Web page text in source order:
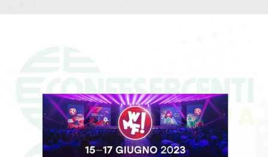
GIOVEDÌ GASTRONOMICI
COMUNICATI E NEWS